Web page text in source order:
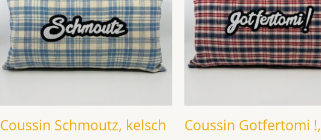
Coussin Schmoutz, kelsch
Coussin Gotfertomi !,